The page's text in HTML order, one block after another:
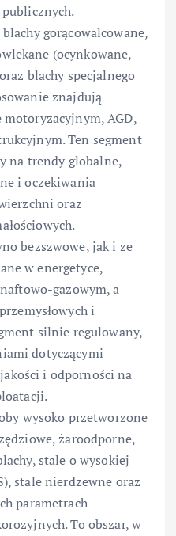
gorącowalcowane,
(ocynkowane,
blachy specjalnego
znajdują
motoryzacyjnym, AGD,
Ten segment
na trendy globalne,
i oczekiwania
oraz
bezszwowe, jak i ze
w energetyce,
gazowym, a
i
silnie regulowany,
dotyczącymi
i odporności na
wysoko przetworzone
żaroodporne,
stale o wysokiej
stale nierdzewne oraz
parametrach
To obszar, w